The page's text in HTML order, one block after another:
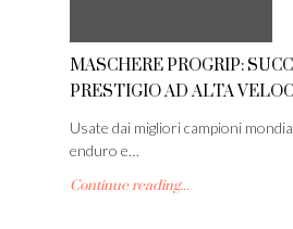
MASCHERE PROGRIP:
PRESTIGIO AD ALTA
Usate dai migliori campioni
enduro e…
Continue reading...